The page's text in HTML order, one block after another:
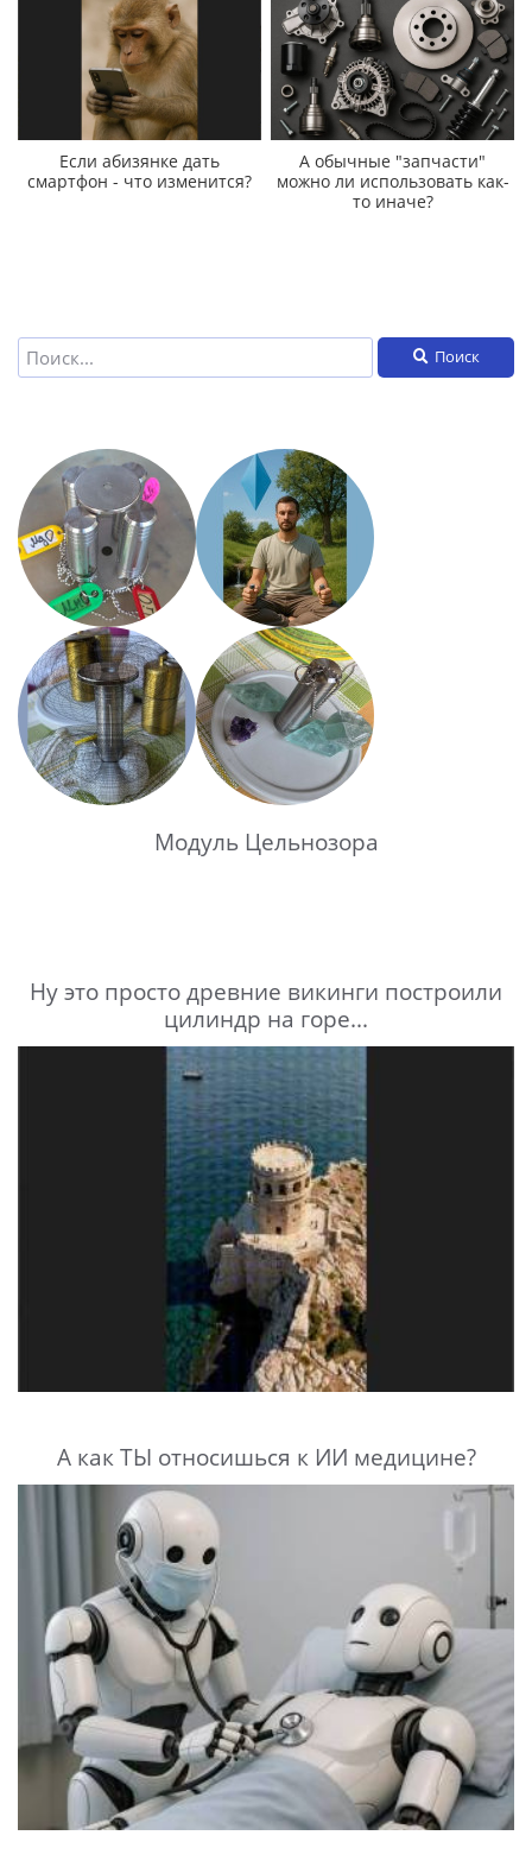
Если абизянке дать
смартфон - что изменится?
А обычные "запчасти"
можно ли использовать как-
то иначе?
Поиск
Модуль Цельнозора
Ну это просто древние викинги построили
цилиндр на горе...
А как ТЫ относишься к ИИ медицине?